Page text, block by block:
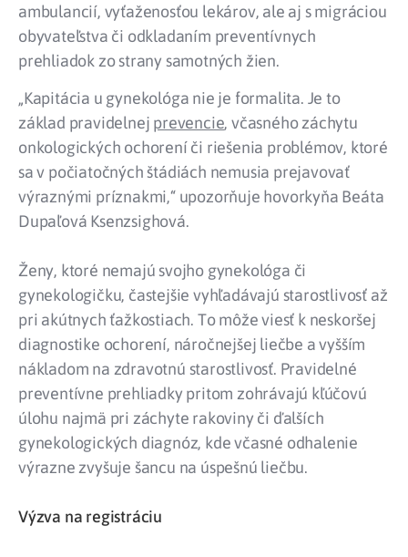
ambulancií, vyťaženosťou lekárov, ale aj s migráciou
obyvateľstva či odkladaním preventívnych
prehliadok zo strany samotných žien.
„Kapitácia u gynekológa nie je formalita. Je to
základ pravidelnej prevencie, včasného záchytu
onkologických ochorení či riešenia problémov, ktoré
sa v počiatočných štádiách nemusia prejavovať
výraznými príznakmi,“ upozorňuje hovorkyňa Beáta
Dupaľová Ksenzsighová.
Ženy, ktoré nemajú svojho gynekológa či
gynekologičku, častejšie vyhľadávajú starostlivosť až
pri akútnych ťažkostiach. To môže viesť k neskoršej
diagnostike ochorení, náročnejšej liečbe a vyšším
nákladom na zdravotnú starostlivosť. Pravidelné
preventívne prehliadky pritom zohrávajú kľúčovú
úlohu najmä pri záchyte rakoviny či ďalších
gynekologických diagnóz, kde včasné odhalenie
výrazne zvyšuje šancu na úspešnú liečbu.
Výzva na registráciu